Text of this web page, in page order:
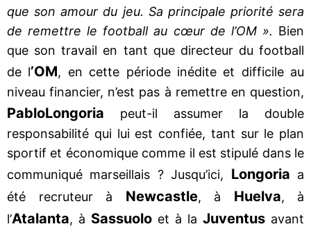
que son amour du jeu. Sa principale priorité sera
de remettre le football au cœur de l’OM ». Bien
que son travail en tant que directeur du football
de l’OM, en cette période inédite et difficile au
niveau financier, n’est pas à remettre en question,
PabloLongoria peut-il assumer la double
responsabilité qui lui est confiée, tant sur le plan
sportif et économique comme il est stipulé dans le
communiqué marseillais ? Jusqu’ici, Longoria a
été recruteur à Newcastle, à Huelva, à
l’Atalanta, à Sassuolo et à la Juventus avant